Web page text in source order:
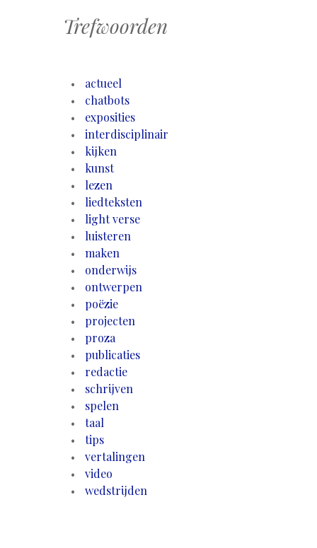
Trefwoorden
actueel
chatbots
exposities
interdisciplinair
kijken
kunst
lezen
liedteksten
light verse
luisteren
maken
onderwijs
ontwerpen
poëzie
projecten
proza
publicaties
redactie
schrijven
spelen
taal
tips
vertalingen
video
wedstrijden